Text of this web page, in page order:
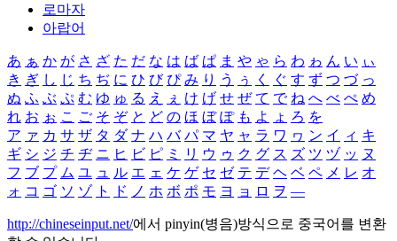
로마자
아랍어
あ ぁ か が さ ざ た だ な は ば ぱ ま や ゃ ら わ ゎ ん い ぃ
き ぎ し じ ち ぢ に ひ び ぴ み り う ぅ く ぐ す ず つ づ っ
ぬ ふ ぶ ぷ む ゆ ゅ る え ぇ け げ せ ぜ て で ね へ べ ぺ め
れ お ぉ こ ご そ ぞ と ど の ほ ぼ ぽ も よ ょ ろ を
ア ァ カ サ ザ タ ダ ナ ハ バ パ マ ヤ ャ ラ ワ ヮ ン イ ィ キ
ギ シ ジ チ ヂ ニ ヒ ビ ピ ミ リ ウ ゥ ク グ ス ズ ツ ヅ ッ ヌ
フ ブ プ ム ユ ュ ル エ ェ ケ ゲ セ ゼ テ デ ヘ ベ ペ メ レ オ
ォ コ ゴ ソ ゾ ト ド ノ ホ ボ ポ モ ヨ ョ ロ ヲ ―
http://chineseinput.net/에서 pinyin(병음)방식으로 중국어를 변환